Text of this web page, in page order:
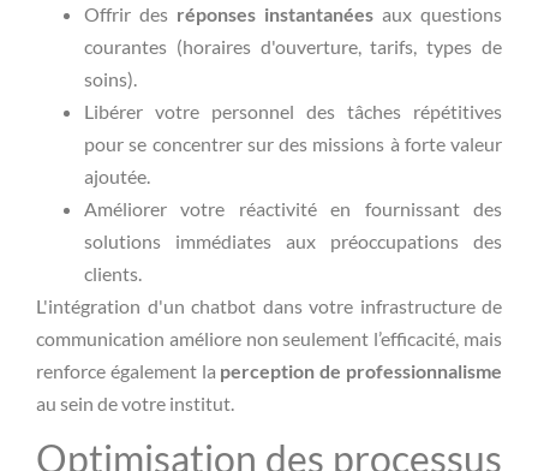
Offrir des réponses instantanées aux questions
courantes (horaires d'ouverture, tarifs, types de
soins).
Libérer votre personnel des tâches répétitives
pour se concentrer sur des missions à forte valeur
ajoutée.
Améliorer votre réactivité en fournissant des
solutions immédiates aux préoccupations des
clients.
L'intégration d'un chatbot dans votre infrastructure de
communication améliore non seulement l’efficacité, mais
renforce également la perception de professionnalisme
au sein de votre institut.
Optimisation des processus